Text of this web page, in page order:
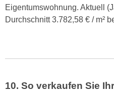
Eigentumswohnung. Aktuell
Durchschnitt 3.782,58 € / m²
10. So verkaufen Sie